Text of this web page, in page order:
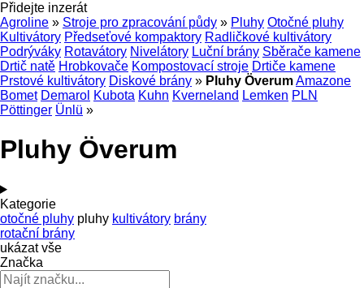
Přidejte inzerát
Agroline » Stroje pro zpracování půdy » Pluhy Otočné pluhy
Kultivátory Předseťové kompaktory Radličkové kultivátory
Podrýváky Rotavátory Nivelátory Luční brány Sběrače kamene
Drtič natě Hrobkovače Kompostovací stroje Drtiče kamene
Prstové kultivátory Diskové brány » Pluhy ÖverumAmazone
Bomet Demarol Kubota Kuhn Kverneland Lemken PLN
Pöttinger Ünlü »
Pluhy Överum
Kategorie
otočné pluhy pluhy kultivátory brány
rotační brány
ukázat vše
Značka